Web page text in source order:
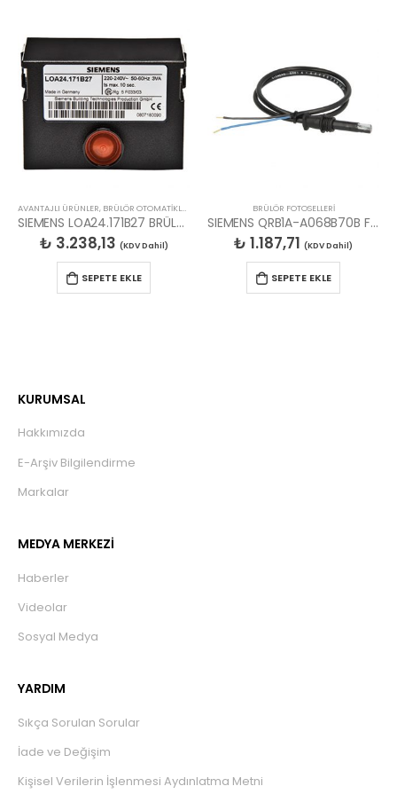
AVANTAJLI ÜRÜNLER, BRÜLÖR OTOMATİKLERİ FIRSAT ÜRÜNLERİ
SIEMENS LOA24.171B27 BRÜLÖR OTOMATİĞİ
₺ 3.238,13 (KDV Dahil)
SEPETE EKLE
BRÜLÖR FOTOSELLERİ
SIEMENS QRB1A-A068B70B FOTOSEL LAMBASI
₺ 1.187,71 (KDV Dahil)
SEPETE EKLE
KURUMSAL
Hakkımızda
E-Arşiv Bilgilendirme
Markalar
MEDYA MERKEZİ
Haberler
Videolar
Sosyal Medya
YARDIM
Sıkça Sorulan Sorular
İade ve Değişim
Kişisel Verilerin İşlenmesi Aydınlatma Metni